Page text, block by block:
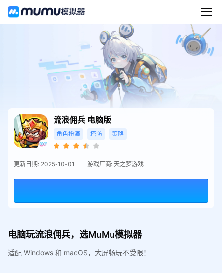
流浪佣兵 电脑版
角色扮演 塔防 策略
更新日期: 2025-10-01 游戏厂商: 天之梦游戏
电脑玩流浪佣兵，选MuMu模拟器
适配 Windows 和 macOS，大屏畅玩不受限！